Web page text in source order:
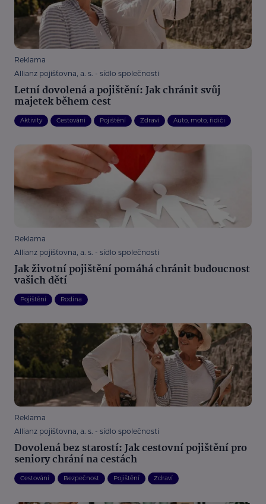
Reklama
Allianz pojišťovna, a. s. - sídlo společnosti
Letní dovolená a pojištění: Jak chránit svůj
majetek během cest
Aktivity Cestování Pojištění Zdraví Auto, moto, řidiči
Reklama
Allianz pojišťovna, a. s. - sídlo společnosti
Jak životní pojištění pomáhá chránit budoucnost
vašich dětí
Pojištění Rodina
Reklama
Allianz pojišťovna, a. s. - sídlo společnosti
Dovolená bez starostí: Jak cestovní pojištění pro
seniory chrání na cestách
Cestování Bezpečnost Pojištění Zdraví